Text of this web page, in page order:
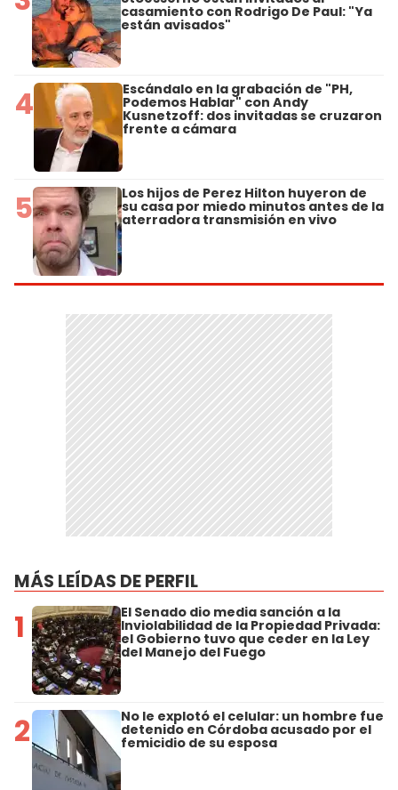
casamiento con Rodrigo De Paul: "Ya
están avisados"
4 Escándalo en la grabación de "PH,
Podemos Hablar" con Andy
Kusnetzoff: dos invitadas se cruzaron
frente a cámara
5 Los hijos de Perez Hilton huyeron de
su casa por miedo minutos antes de la
aterradora transmisión en vivo
MÁS LEÍDAS DE PERFIL
1 El Senado dio media sanción a la
Inviolabilidad de la Propiedad Privada:
el Gobierno tuvo que ceder en la Ley
del Manejo del Fuego
2 No le explotó el celular: un hombre fue
detenido en Córdoba acusado por el
femicidio de su esposa